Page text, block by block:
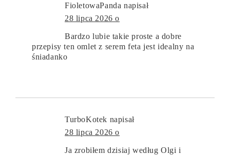
FioletowaPanda napisał
28 lipca 2026 o
Bardzo lubie takie proste a dobre
przepisy ten omlet z serem feta jest idealny na
śniadanko
TurboKotek napisał
28 lipca 2026 o
Ja zrobiłem dzisiaj według Olgi i